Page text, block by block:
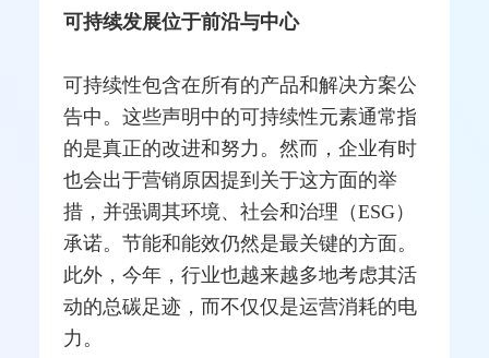
可持续发展位于前沿与中心
可持续性包含在所有的产品和解决方案公
告中。这些声明中的可持续性元素通常指
的是真正的改进和努力。然而，企业有时
也会出于营销原因提到关于这方面的举
措，并强调其环境、社会和治理（ESG）
承诺。节能和能效仍然是最关键的方面。
此外，今年，行业也越来越多地考虑其活
动的总碳足迹，而不仅仅是运营消耗的电
力。